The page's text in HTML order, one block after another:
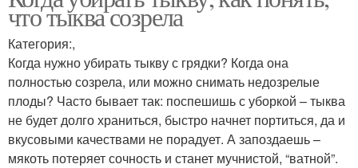
что тыква созрела
Категория:,
Когда нужно убирать тыкву с грядки? Когда она
полностью созрела, или можно снимать недозрелые
плоды? Часто бывает так: поспешишь с уборкой – тыква
не будет долго храниться, быстро начнет портиться, да и
вкусовыми качествами не порадует. А запоздаешь –
мякоть потеряет сочность и станет мучнистой, “ватной”.